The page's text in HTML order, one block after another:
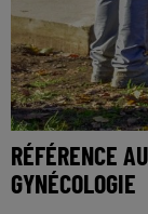
RÉFÉRENCE
GYNÉCOLOGIE